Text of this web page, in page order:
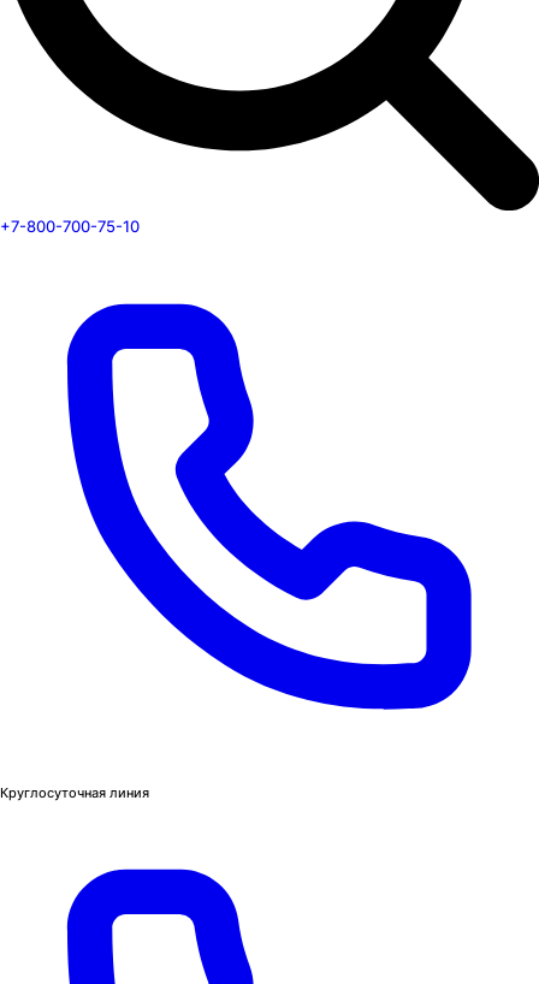
+7-800-700-75-10
Круглосуточная линия